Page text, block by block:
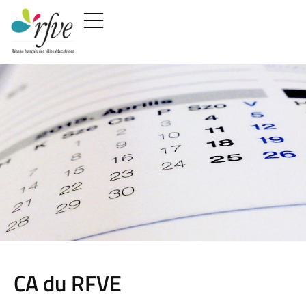
CA du RFVE